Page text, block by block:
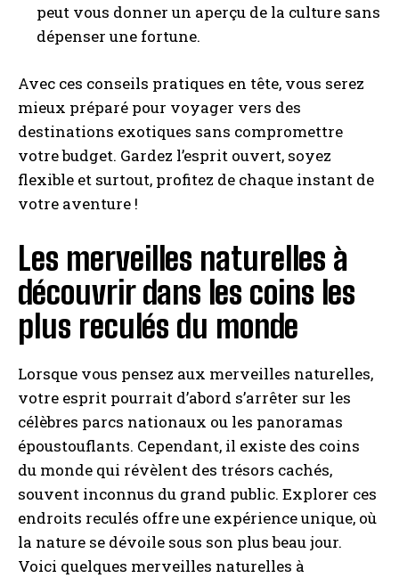
peut vous donner un aperçu de la culture sans
dépenser une fortune.
Avec ces conseils pratiques en tête, vous serez
mieux préparé pour voyager vers des
destinations exotiques sans compromettre
votre budget. Gardez l’esprit ouvert, soyez
flexible et surtout, profitez de chaque instant de
votre aventure !
Les merveilles naturelles à
découvrir dans les coins les
plus reculés du monde
Lorsque vous pensez aux merveilles naturelles,
votre esprit pourrait d’abord s’arrêter sur les
célèbres parcs nationaux ou les panoramas
époustouflants. Cependant, il existe des coins
du monde qui révèlent des trésors cachés,
souvent inconnus du grand public. Explorer ces
endroits reculés offre une expérience unique, où
la nature se dévoile sous son plus beau jour.
Voici quelques merveilles naturelles à